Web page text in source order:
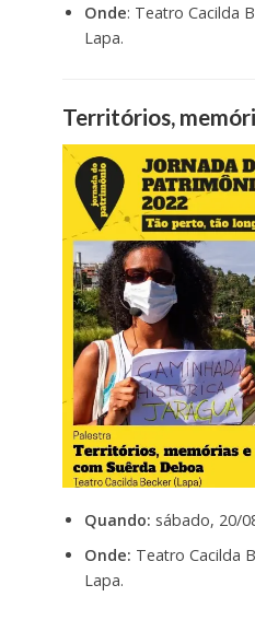
Onde: Teatro Cacilda
Lapa.
Territórios,
Quando: sábado, 20/
Onde: Teatro Cacilda
Lapa.